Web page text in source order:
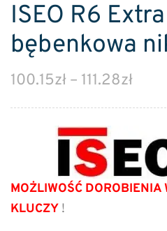
ISEO R6
bębenkowa
100.15zł – 111.28zł
MOŻLIWOŚĆ DOROBIENIA
KLUCZY !